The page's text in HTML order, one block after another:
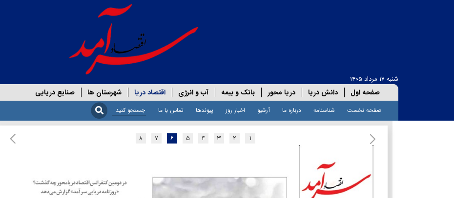
شنبه ۱۷ مرداد ۱۴۰۵
صفحه اول دانش دریا دریا محور بانک و بیمه آب و انرژی اقتصاد دریا شهرستان ها صنایع دریایی
صفحه نخست شناسنامه درباره ما آرشیو اخبار روز پیوندها تماس با ما
۱ ۲ ۳ ۴ ۵ ۶ ۷ ۸